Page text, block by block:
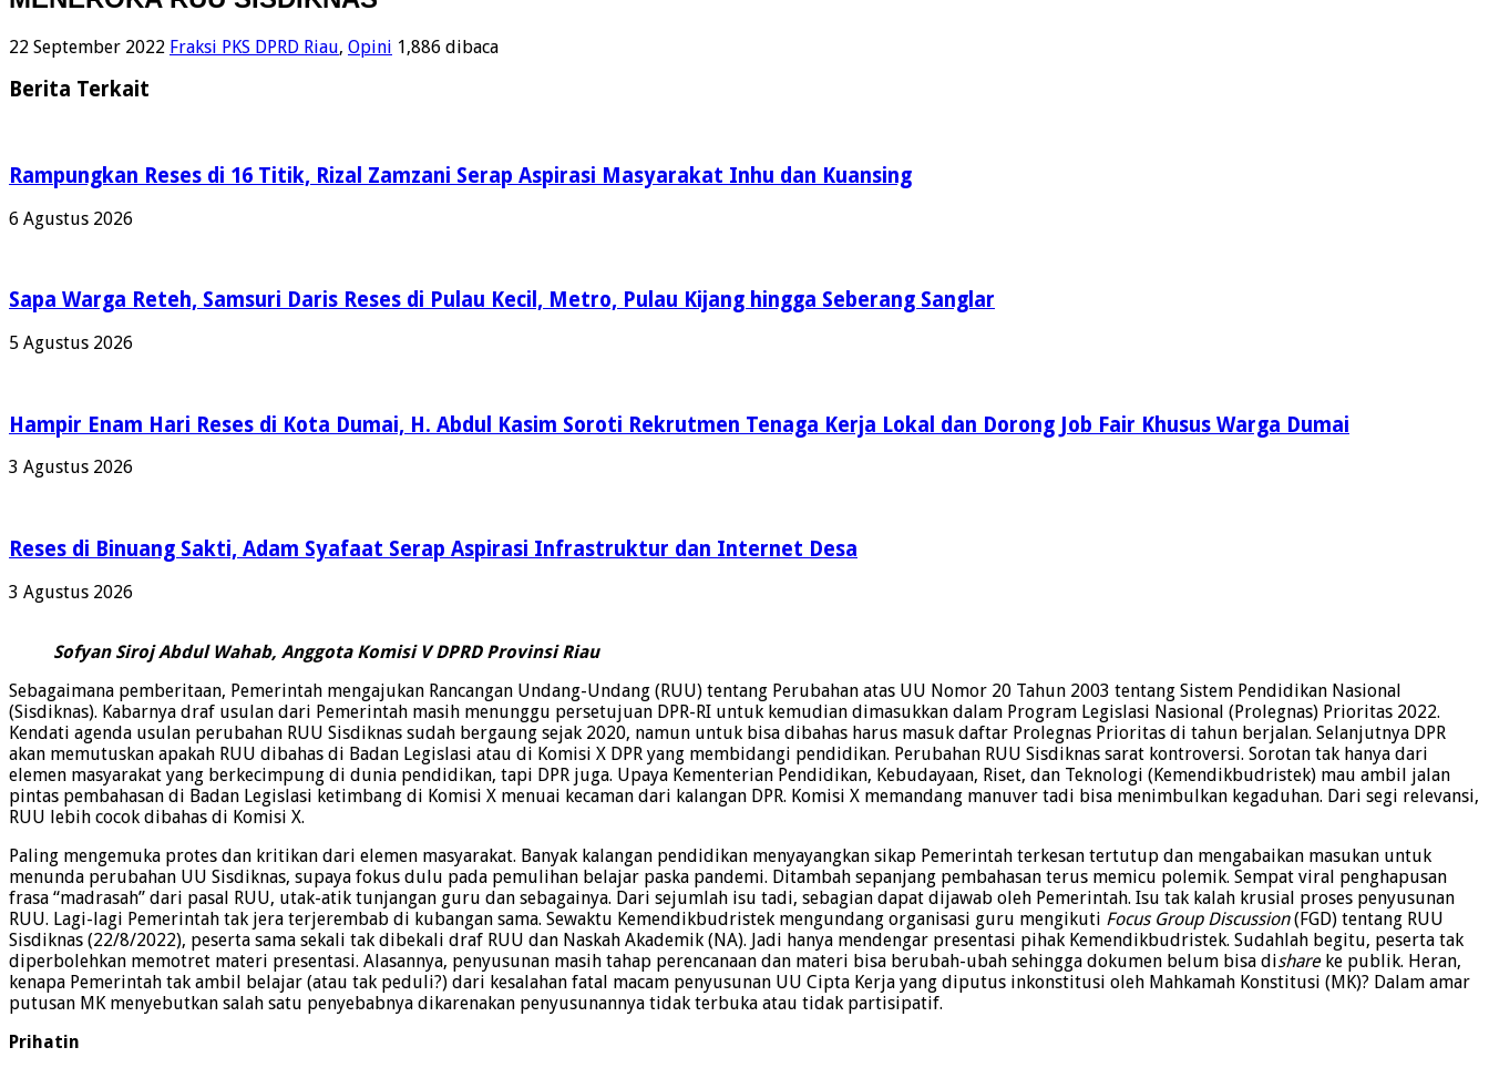
22 September 2022 Fraksi PKS DPRD Riau, Opini 1,886 dibaca
Berita Terkait
Rampungkan Reses di 16 Titik, Rizal Zamzani Serap Aspirasi Masyarakat Inhu dan Kuansing
6 Agustus 2026
Sapa Warga Reteh, Samsuri Daris Reses di Pulau Kecil, Metro, Pulau Kijang hingga Seberang Sanglar
5 Agustus 2026
Hampir Enam Hari Reses di Kota Dumai, H. Abdul Kasim Soroti Rekrutmen Tenaga Kerja Lokal dan Dorong Job Fair Khusus Warga Dumai
3 Agustus 2026
Reses di Binuang Sakti, Adam Syafaat Serap Aspirasi Infrastruktur dan Internet Desa
3 Agustus 2026
Sofyan Siroj Abdul Wahab, Anggota Komisi V DPRD Provinsi Riau
Sebagaimana pemberitaan, Pemerintah mengajukan Rancangan Undang-Undang (RUU) tentang Perubahan atas UU Nomor 20 Tahun 2003 tentang Sistem Pendidikan Nasional
(Sisdiknas). Kabarnya draf usulan dari Pemerintah masih menunggu persetujuan DPR-RI untuk kemudian dimasukkan dalam Program Legislasi Nasional (Prolegnas) Prioritas 2022.
Kendati agenda usulan perubahan RUU Sisdiknas sudah bergaung sejak 2020, namun untuk bisa dibahas harus masuk daftar Prolegnas Prioritas di tahun berjalan. Selanjutnya DPR
akan memutuskan apakah RUU dibahas di Badan Legislasi atau di Komisi X DPR yang membidangi pendidikan. Perubahan RUU Sisdiknas sarat kontroversi. Sorotan tak hanya dari
elemen masyarakat yang berkecimpung di dunia pendidikan, tapi DPR juga. Upaya Kementerian Pendidikan, Kebudayaan, Riset, dan Teknologi (Kemendikbudristek) mau ambil jalan
pintas pembahasan di Badan Legislasi ketimbang di Komisi X menuai kecaman dari kalangan DPR. Komisi X memandang manuver tadi bisa menimbulkan kegaduhan. Dari segi relevansi,
RUU lebih cocok dibahas di Komisi X.
Paling mengemuka protes dan kritikan dari elemen masyarakat. Banyak kalangan pendidikan menyayangkan sikap Pemerintah terkesan tertutup dan mengabaikan masukan untuk
menunda perubahan UU Sisdiknas, supaya fokus dulu pada pemulihan belajar paska pandemi. Ditambah sepanjang pembahasan terus memicu polemik. Sempat viral penghapusan
frasa “madrasah” dari pasal RUU, utak-atik tunjangan guru dan sebagainya. Dari sejumlah isu tadi, sebagian dapat dijawab oleh Pemerintah. Isu tak kalah krusial proses penyusunan
RUU. Lagi-lagi Pemerintah tak jera terjerembab di kubangan sama. Sewaktu Kemendikbudristek mengundang organisasi guru mengikuti Focus Group Discussion(FGD) tentang RUU
Sisdiknas (22/8/2022), peserta sama sekali tak dibekali draf RUU dan Naskah Akademik (NA). Jadi hanya mendengar presentasi pihak Kemendikbudristek. Sudahlah begitu, peserta tak
diperbolehkan memotret materi presentasi. Alasannya, penyusunan masih tahap perencanaan dan materi bisa berubah-ubah sehingga dokumen belum bisa dishareke publik. Heran,
kenapa Pemerintah tak ambil belajar (atau tak peduli?) dari kesalahan fatal macam penyusunan UU Cipta Kerja yang diputus inkonstitusi oleh Mahkamah Konstitusi (MK)? Dalam amar
putusan MK menyebutkan salah satu penyebabnya dikarenakan penyusunannya tidak terbuka atau tidak partisipatif.
Prihatin